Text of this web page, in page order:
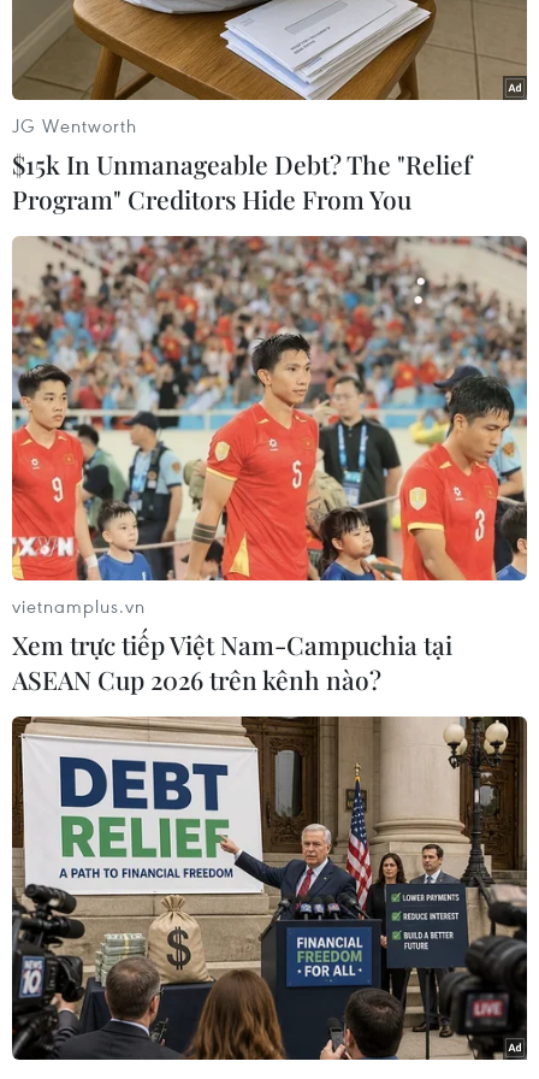
CEO của Meta, Mark Zuckerberg. (Nguồn: TTXVN)
Giám đốc điều hành (CEO) của Meta, Mark
Zuckerberg vừa thừa nhận rằng tập đoàn công
nghệ này đã mắc một số sai lầm trong quá trình
tái cấu trúc lực lượng lao động xoay quanh trí
tuệ nhân tạo (AI).
Trong những năm gần đây, ông Zuckerberg đã
đẩy mạnh đầu tư vào AI với quy mô lên tới hàng
trăm tỷ USD nhằm tái định hình hoạt động của
Meta xoay quanh công nghệ này. Đây cũng là xu
hướng đang diễn ra tại nhiều tập đoàn lớn của
Mỹ, đặc biệt trong lĩnh vực công nghệ.
Trong một thông báo nội bộ mới đây gửi tới
nhân viên, ông Zuckerberg cho biết tốc độ phát
triển nhanh chóng của AI đang tạo ra những
thay đổi sâu rộng và kéo theo không ít thách
thức đối với doanh nghiệp.
Ông nói: “Với mức độ phức tạp của những thay
đổi này, chúng tôi đã mắc sai lầm và gần như
chắc chắn sẽ còn mắc thêm sai lầm trong tương
JG Wentworth
$15k In Unmanageable Debt? The "Relief
Program" Creditors Hide From You
vietnamplus.vn
Xem trực tiếp Việt Nam-Campuchia tại
ASEAN Cup 2026 trên kênh nào?